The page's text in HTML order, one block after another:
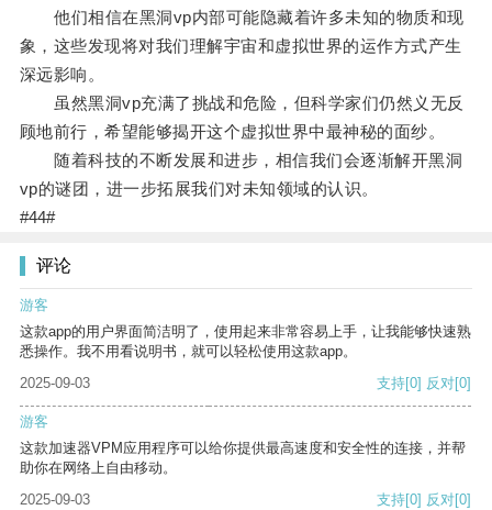
他们相信在黑洞vp内部可能隐藏着许多未知的物质和现
象，这些发现将对我们理解宇宙和虚拟世界的运作方式产生
深远影响。
虽然黑洞vp充满了挑战和危险，但科学家们仍然义无反
顾地前行，希望能够揭开这个虚拟世界中最神秘的面纱。
随着科技的不断发展和进步，相信我们会逐渐解开黑洞
vp的谜团，进一步拓展我们对未知领域的认识。
#44#
评论
游客
这款app的用户界面简洁明了，使用起来非常容易上手，让我能够快速熟
悉操作。我不用看说明书，就可以轻松使用这款app。
2025-09-03
支持[0] 反对[0]
游客
这款加速器VPM应用程序可以给你提供最高速度和安全性的连接，并帮
助你在网络上自由移动。
2025-09-03
支持[0] 反对[0]